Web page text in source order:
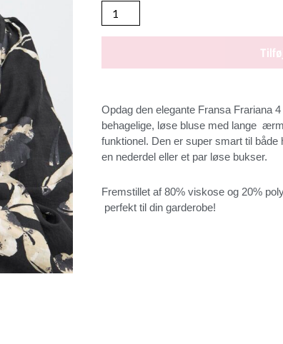
Opdag den elegante Fransa Frariana
behagelige, løse bluse med lange
funktionel. Den er super smart til
en nederdel eller et par løse bukser.
Fremstillet af 80% viskose og 20%
perfekt til din garderobe!